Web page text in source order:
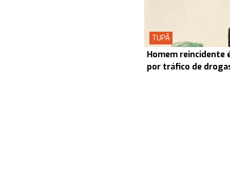
TUPÃ
Homem reincidente
por tráfico de